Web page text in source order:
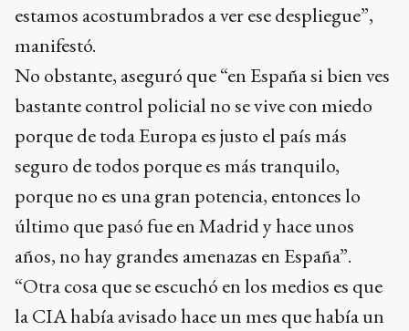
estamos acostumbrados a ver ese despliegue”,
manifestó.
No obstante, aseguró que “en España si bien ves
bastante control policial no se vive con miedo
porque de toda Europa es justo el país más
seguro de todos porque es más tranquilo,
porque no es una gran potencia, entonces lo
último que pasó fue en Madrid y hace unos
años, no hay grandes amenazas en España”.
“Otra cosa que se escuchó en los medios es que
la CIA había avisado hace un mes que había un